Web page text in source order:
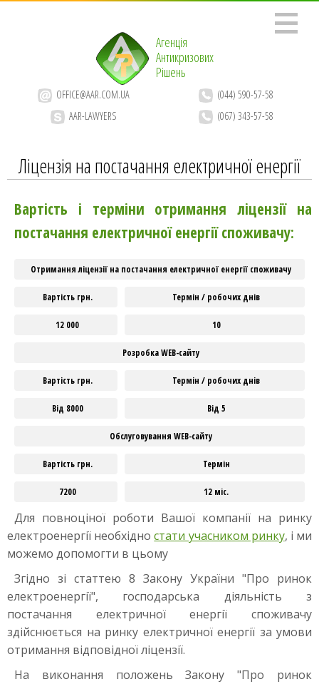
Агенція
Антикризових
Рішень
OFFICE@AAR.COM.UA
(044) 590-57-58
AAR-LAWYERS
(067) 343-57-58
Ліцензія на постачання електричної енергії
Вартість і терміни отримання ліцензії на
постачання електричної енергії споживачу:
Отримання ліцензії на постачання електричної енергії споживачу
Вартість грн. Термін / робочих днів
12 000 10
Розробка WEB-сайту
Вартість грн. Термін / робочих днів
Від 8000 Від 5
Обслуговування WEB-сайту
Вартість грн. Термін
7200 12 міс.
Для повноціної роботи Вашої компанії на ринку
електроенергії необхідностати учасником ринку, і ми
можемо допомогти в цьому
Згідно зі статтею 8 Закону України "Про ринок
електроенергії", господарська діяльність з
постачання електричної енергії споживачу
здійснюється на ринку електричної енергії за умови
отримання відповідної ліцензії.
На виконання положень Закону "Про ринок